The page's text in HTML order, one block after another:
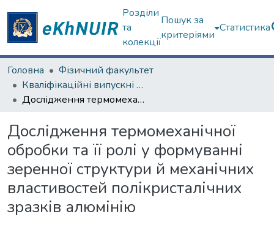
Розділи
та
колекції
Пошук за
критеріями
Статистика
Головна
Фізичний факультет
Кваліфікаційні випускні роботи магістрів. Фізичний факультет
Дослідження термомеханічної обробки та її ролі у формуванні зеренної структури й механічних властивостей полікристалічних зразків алюмінію
Дослідження термомеханічної
обробки та її ролі у формуванні
зеренної структури й механічних
властивостей полікристалічних
зразків алюмінію